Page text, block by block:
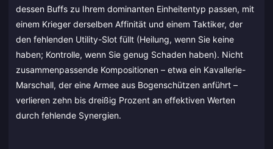
dessen Buffs zu Ihrem dominanten Einheitentyp passen, mit
einem Krieger derselben Affinität und einem Taktiker, der
den fehlenden Utility-Slot füllt (Heilung, wenn Sie keine
haben; Kontrolle, wenn Sie genug Schaden haben). Nicht
zusammenpassende Kompositionen – etwa ein Kavallerie-
Marschall, der eine Armee aus Bogenschützen anführt –
verlieren zehn bis dreißig Prozent an effektiven Werten
durch fehlende Synergien.